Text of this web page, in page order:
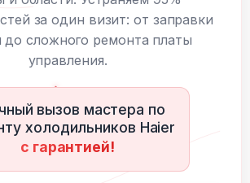
за один визит: от заправки
сложного ремонта платы
управления.
вызов мастера по
холодильников Haier
с гарантией!